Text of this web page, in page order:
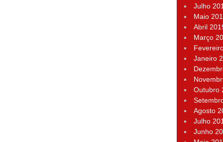
Julho
Maio
Abril
Março
Janeiro
Outubro
Agosto
Julho
Junho